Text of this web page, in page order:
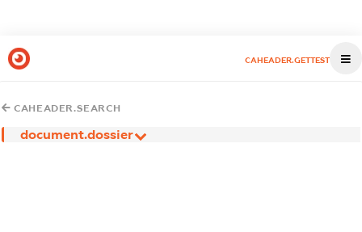
CAHEADER.GETTEST
CAHEADER.SEARCH
document.dossier